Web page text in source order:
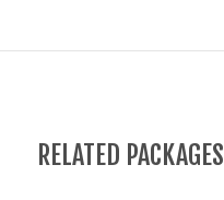
RELATED PACKAGES